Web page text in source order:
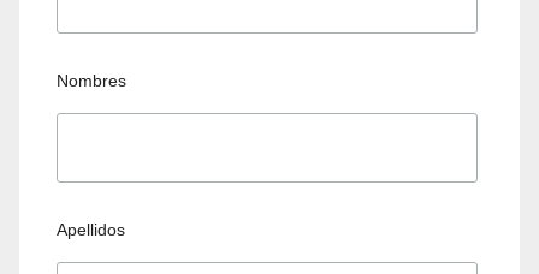
Nombres
Apellidos